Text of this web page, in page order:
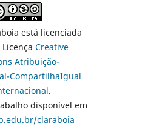
está licenciada
Creative
Atribuição-
CompartilhaIgual
.
disponível em
claraboia